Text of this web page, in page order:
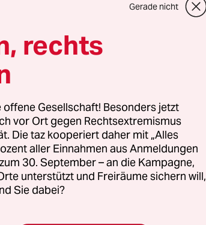
seiner
produktiven
Momente mit
die in der
vielmehr
inkorporiert
Gerade nicht
rechts
Gesellschaft! Besonders jetzt
vor Ort gegen Rechtsextremismus
Die taz kooperiert daher mit „Alles
aller Einnahmen aus Anmeldungen
30. September – an die Kampagne,
unterstützt und Freiräume sichern will,
Sie dabei?